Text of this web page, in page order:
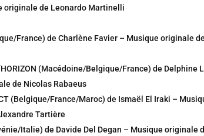
originale de Leonardo Martinelli
France) de Charlène Favier – Musique originale
(Macédoine/Belgique/France) de Delphine
de Nicolas Rabaeus
(Belgique/France/Maroc) de Ismaël El Iraki –
Tartière
Italie) de Davide Del Degan – Musique originale